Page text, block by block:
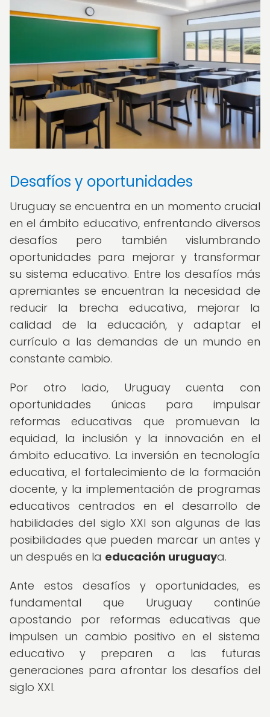
Desafíos y oportunidades
Uruguay se encuentra en un momento crucial
en el ámbito educativo, enfrentando diversos
desafíos pero también vislumbrando
oportunidades para mejorar y transformar
su sistema educativo. Entre los desafíos más
apremiantes se encuentran la necesidad de
reducir la brecha educativa, mejorar la
calidad de la educación, y adaptar el
currículo a las demandas de un mundo en
constante cambio.
Por otro lado, Uruguay cuenta con
oportunidades únicas para impulsar
reformas educativas que promuevan la
equidad, la inclusión y la innovación en el
ámbito educativo. La inversión en tecnología
educativa, el fortalecimiento de la formación
docente, y la implementación de programas
educativos centrados en el desarrollo de
habilidades del siglo XXI son algunas de las
posibilidades que pueden marcar un antes y
un después en la educación uruguaya.
Ante estos desafíos y oportunidades, es
fundamental que Uruguay continúe
apostando por reformas educativas que
impulsen un cambio positivo en el sistema
educativo y preparen a las futuras
generaciones para afrontar los desafíos del
siglo XXI.